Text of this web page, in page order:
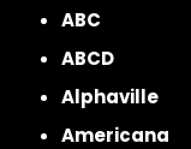
ABC
ABCD
Alphaville
Americana